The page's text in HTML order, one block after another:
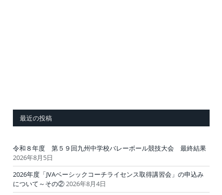
最近の投稿
令和８年度 第５９回九州中学校バレーボール競技大会 最終結果
2026年8月5日
2026年度「JVAベーシックコーチライセンス取得講習会」の申込み
について～その②2026年8月4日